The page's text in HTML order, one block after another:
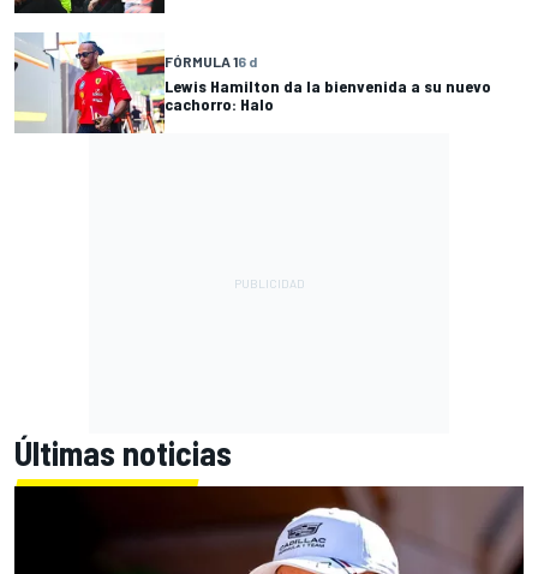
FÓRMULA 16 d
Lewis Hamilton da la bienvenida a su nuevo
cachorro: Halo
Últimas noticias